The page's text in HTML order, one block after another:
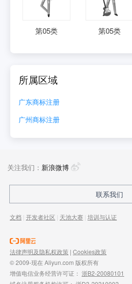
第05类 第05类
所属区域
广东商标注册
广州商标注册